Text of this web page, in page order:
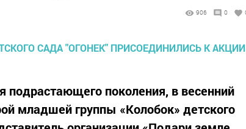
906 0
подрастающего поколения, в весенний
младшей группы «Колобок» детского